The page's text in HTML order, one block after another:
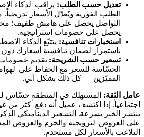
تعديل حسب الطلب:يراقب الذكاء
الطلب الفورية ويُعدّل الأسعار تدريجياً.
التواصل يحصل على هامش طفيف؛
يحصل على خصومات استراتيجية.
استخبارات تنافسية:يتتبّع الذكاء
باستمرار لضمان تنافسية أسعارك دون
تسعير حسب الشريحة:تقديم خصومات
الحسّاسة للسعر مع الحفاظ على
المميّزين — كل ذلك بشكل آلي.
عامل الثقة:المستهلك في المنطقة حسّاس
اجتماعياً. إذا اكتشف عميل أنه دفع أكثر من
ينتشر الخبر بسرعة. التسعير الديناميكي
على العروض الترويجية والحزم والعروض
التلاعب بالأسعار لكل مستخدم.